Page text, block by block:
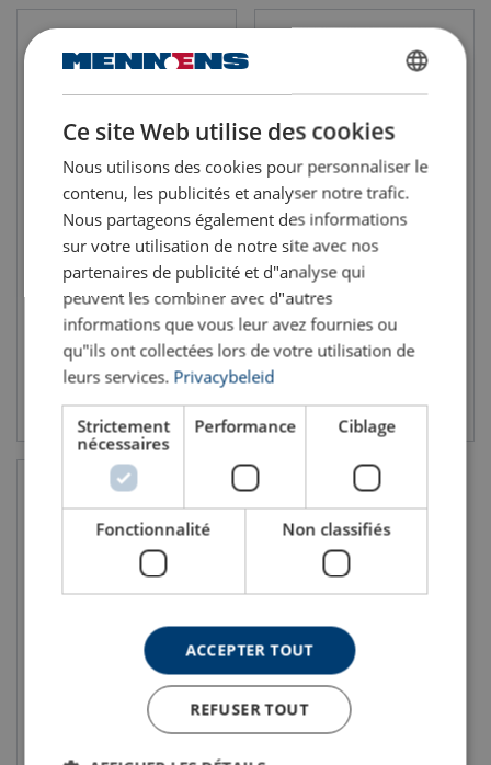
Transpalette peseur HU W-
20-S
Gerbeur manuel hydraulique
HV 0516
Transpalette HU 20-115
DUTCH
ENGLISH TRANSLATION
FRENCH
Ce site Web utilise des cookies
Nous utilisons des cookies pour personnaliser le
contenu, les publicités et analyser notre trafic.
Nous partageons également des informations
sur votre utilisation de notre site avec nos
partenaires de publicité et d"analyse qui
peuvent les combiner avec d"autres
informations que vous leur avez fournies ou
qu"ils ont collectées lors de votre utilisation de
leurs services. Privacybeleid
Strictement
nécessaires
Performance Ciblage
Fonctionnalité Non classifiés
ACCEPTER TOUT
REFUSER TOUT